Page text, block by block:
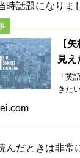
時話題になりま
【
見
「英
きたい
んだときは非常